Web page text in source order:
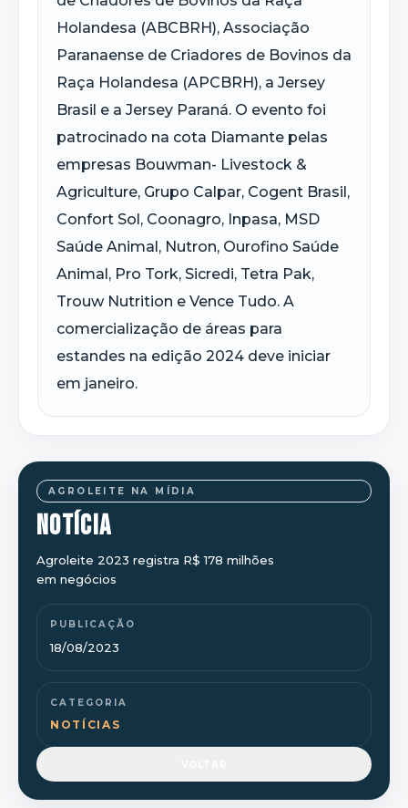
AGROLEITE NA MÍDIA
NOTÍCIA
Agroleite 2023 registra R$ 178 milhões
em negócios
PUBLICAÇÃO
18/08/2023
CATEGORIA
NOTÍCIAS
Holandesa (ABCBRH), Associação
Paranaense de Criadores de Bovinos da
Raça Holandesa (APCBRH), a Jersey
Brasil e a Jersey Paraná. O evento foi
patrocinado na cota Diamante pelas
empresas Bouwman- Livestock &
Agriculture, Grupo Calpar, Cogent Brasil,
Confort Sol, Coonagro, Inpasa, MSD
Saúde Animal, Nutron, Ourofino Saúde
Animal, Pro Tork, Sicredi, Tetra Pak,
Trouw Nutrition e Vence Tudo. A
comercialização de áreas para
estandes na edição 2024 deve iniciar
em janeiro.